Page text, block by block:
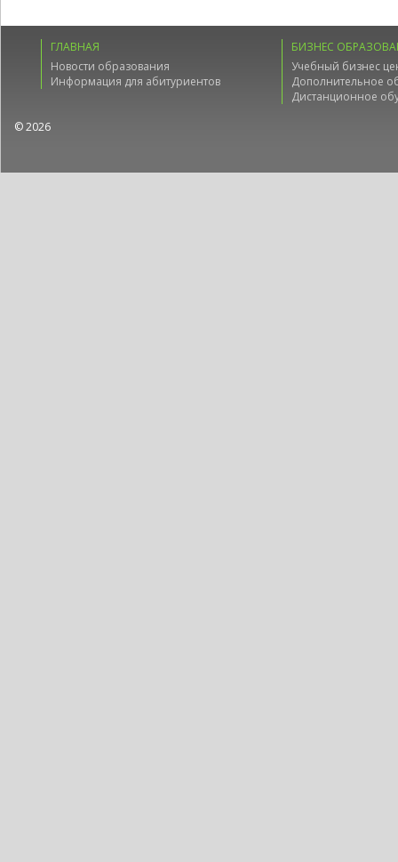
ГЛАВНАЯ
Новости образования
Информация для абитуриентов
БИЗНЕС
Учебный бизнес
Дополнительное
Дистанционное
© 2026